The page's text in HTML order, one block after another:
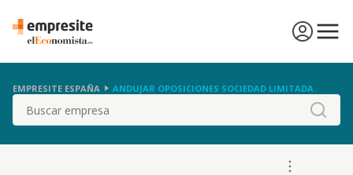
EMPRESITE ESPAÑA ANDUJAR OPOSICIONES SOCIEDAD LIMITADA.
Buscar